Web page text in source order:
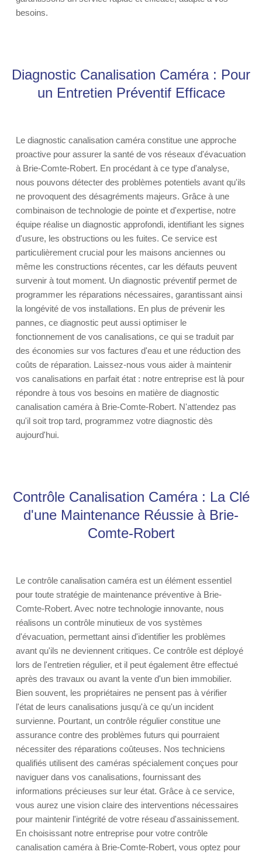
besoins.
Diagnostic Canalisation Caméra : Pour
un Entretien Préventif Efficace
Le diagnostic canalisation caméra constitue une approche
proactive pour assurer la santé de vos réseaux d'évacuation
à Brie-Comte-Robert. En procédant à ce type d'analyse,
nous pouvons détecter des problèmes potentiels avant qu'ils
ne provoquent des désagréments majeurs. Grâce à une
combinaison de technologie de pointe et d'expertise, notre
équipe réalise un diagnostic approfondi, identifiant les signes
d'usure, les obstructions ou les fuites. Ce service est
particulièrement crucial pour les maisons anciennes ou
même les constructions récentes, car les défauts peuvent
survenir à tout moment. Un diagnostic préventif permet de
programmer les réparations nécessaires, garantissant ainsi
la longévité de vos installations. En plus de prévenir les
pannes, ce diagnostic peut aussi optimiser le
fonctionnement de vos canalisations, ce qui se traduit par
des économies sur vos factures d'eau et une réduction des
coûts de réparation. Laissez-nous vous aider à maintenir
vos canalisations en parfait état : notre entreprise est là pour
répondre à tous vos besoins en matière de diagnostic
canalisation caméra à Brie-Comte-Robert. N'attendez pas
qu'il soit trop tard, programmez votre diagnostic dès
aujourd'hui.
Contrôle Canalisation Caméra : La Clé
d'une Maintenance Réussie à Brie-
Comte-Robert
Le contrôle canalisation caméra est un élément essentiel
pour toute stratégie de maintenance préventive à Brie-
Comte-Robert. Avec notre technologie innovante, nous
réalisons un contrôle minutieux de vos systèmes
d'évacuation, permettant ainsi d'identifier les problèmes
avant qu'ils ne deviennent critiques. Ce contrôle est déployé
lors de l'entretien régulier, et il peut également être effectué
après des travaux ou avant la vente d'un bien immobilier.
Bien souvent, les propriétaires ne pensent pas à vérifier
l'état de leurs canalisations jusqu'à ce qu'un incident
survienne. Pourtant, un contrôle régulier constitue une
assurance contre des problèmes futurs qui pourraient
nécessiter des réparations coûteuses. Nos techniciens
qualifiés utilisent des caméras spécialement conçues pour
naviguer dans vos canalisations, fournissant des
informations précieuses sur leur état. Grâce à ce service,
vous aurez une vision claire des interventions nécessaires
pour maintenir l'intégrité de votre réseau d'assainissement.
En choisissant notre entreprise pour votre contrôle
canalisation caméra à Brie-Comte-Robert, vous optez pour